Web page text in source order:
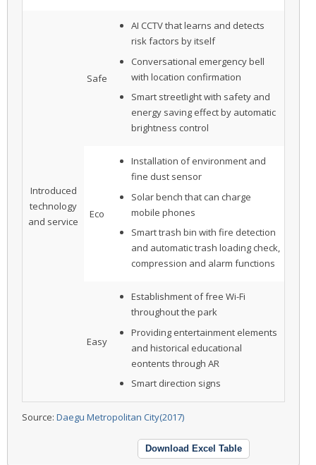
Introduced
technology
and service
Safe
AI CCTV that learns and detects
risk factors by itself
Conversational emergency bell
with location confirmation
Smart streetlight with safety and
energy saving effect by automatic
brightness control
Eco
Installation of environment and
fine dust sensor
Solar bench that can charge
mobile phones
Smart trash bin with fire detection
and automatic trash loading check,
compression and alarm functions
Easy
Establishment of free Wi-Fi
throughout the park
Providing entertainment elements
and historical educational
eontents through AR
Smart direction signs
Source: Daegu Metropolitan City(2017)
Download Excel Table